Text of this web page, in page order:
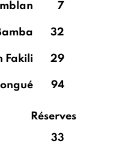
7
32
Fakili 29
94
Réserves
33